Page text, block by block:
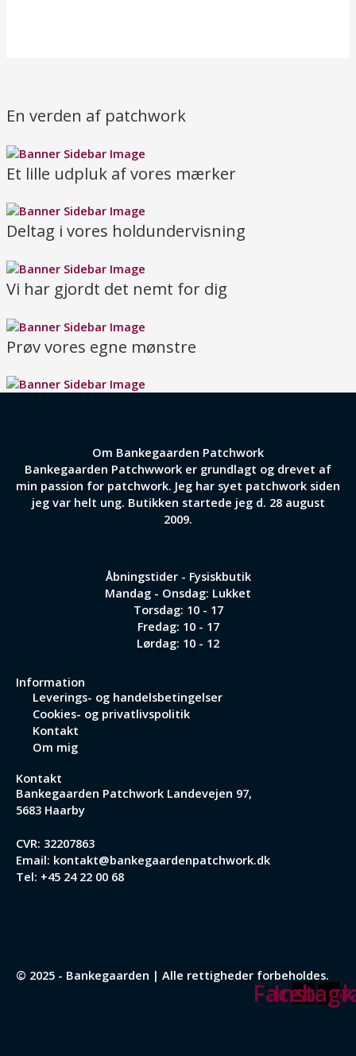
En verden af patchwork
Et lille udpluk af vores mærker
Deltag i vores holdundervisning
Vi har gjordt det nemt for dig
Prøv vores egne mønstre
Om Bankegaarden Patchwork
Bankegaarden Patchwwork er grundlagt og drevet af
min passion for patchwork. Jeg har syet patchwork siden
jeg var helt ung. Butikken startede jeg d. 28 august
2009.
Åbningstider - Fysiskbutik
Mandag - Onsdag: Lukket
Torsdag: 10 - 17
Fredag: 10 - 17
Lørdag: 10 - 12
Information
Leverings- og handelsbetingelser
Cookies- og privatlivspolitik
Kontakt
Om mig
Kontakt
Bankegaarden Patchwork Landevejen 97,
5683 Haarby
CVR: 32207863
Email: kontakt@bankegaardenpatchwork.dk
Tel: +45 24 22 00 68
© 2025 - Bankegaarden | Alle rettigheder forbeholdes.
Facebook